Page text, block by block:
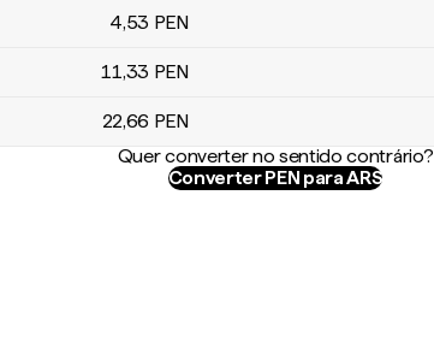
4,53 PEN
11,33 PEN
22,66 PEN
Quer converter no sentido contrário?
Converter PEN para ARS